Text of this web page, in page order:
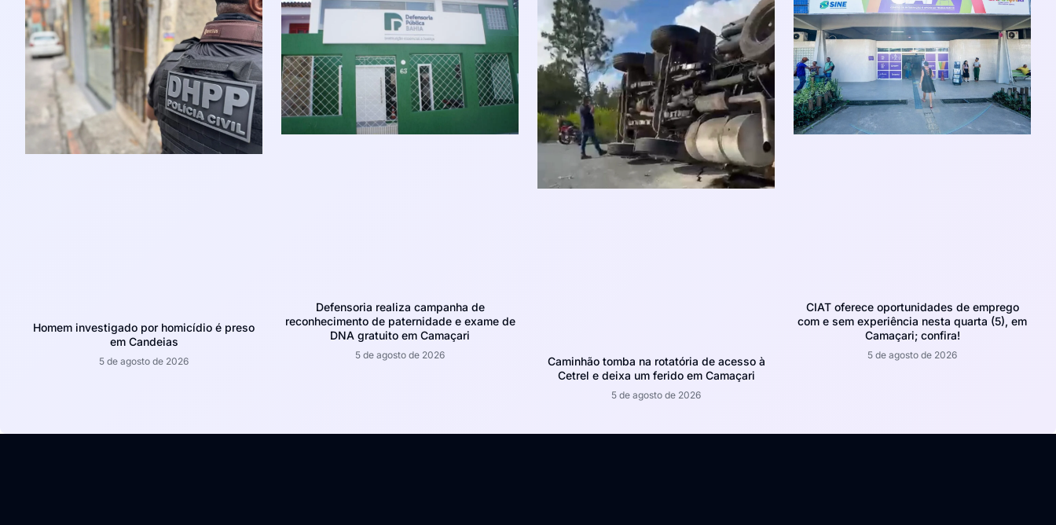
Homem investigado por homicídio é preso
em Candeias
5 de agosto de 2026
Defensoria realiza campanha de
reconhecimento de paternidade e exame de
DNA gratuito em Camaçari
5 de agosto de 2026
Caminhão tomba na rotatória de acesso à
Cetrel e deixa um ferido em Camaçari
5 de agosto de 2026
CIAT oferece oportunidades de emprego
com e sem experiência nesta quarta (5), em
Camaçari; confira!
5 de agosto de 2026